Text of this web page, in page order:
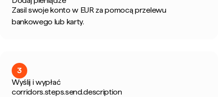
Zasil swoje konto w EUR za pomocą przelewu
bankowego lub karty.
3
Wyślij i wypłać
corridors.steps.send.description